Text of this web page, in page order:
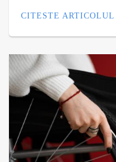
CITESTE ARTICOLUL